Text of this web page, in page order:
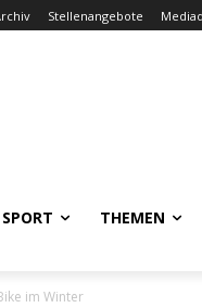
Stellenangebote
SPORT THEMEN
im Winter